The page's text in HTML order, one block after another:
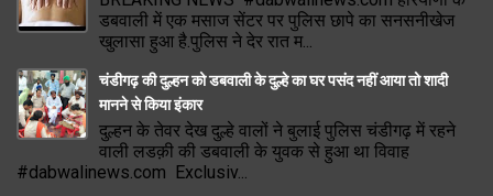
डबवाली में एक मसाज सेंटर पर पुलिस छापे का सनसनीखेज
खुलासा हुआ है.पुलिस ने देर रात म...
चंडीगढ़ की दुल्हन को डबवाली के दुल्हे का घर पसंद नहीं आया तो शादी
मानने से किया इंकार
दुल्हन के तेवर देख दुल्हे वालों ने बुलाई पुलिस चंडीगढ़ में रहने
वाली लडक़ी की डबवाली के युवक से हुआ था विवाह
#dabwalinews.com Exclusiv...